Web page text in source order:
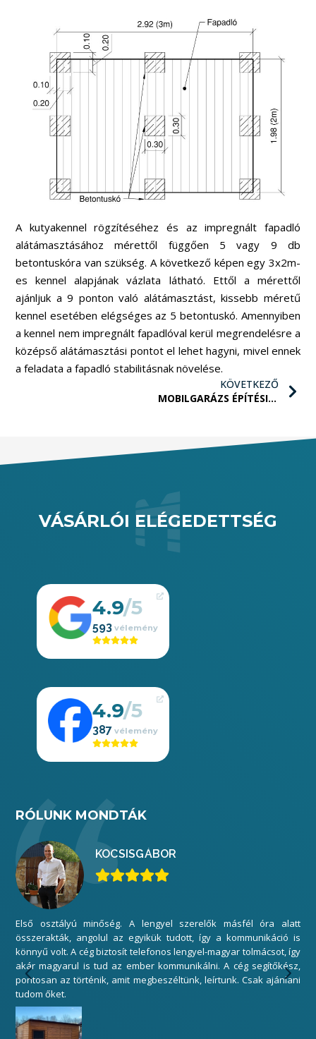
A kutyakennel rögzítéséhez és az impregnált fapadló
alátámasztásához mérettől függően 5 vagy 9 db
betontuskóra van szükség. A következő képen egy 3x2m-
es kennel alapjának vázlata látható. Ettől a mérettől
ajánljuk a 9 ponton való alátámasztást, kissebb méretű
kennel esetében elégséges az 5 betontuskó. Amennyiben
a kennel nem impregnált fapadlóval kerül megrendelésre a
középső alátámasztási pontot el lehet hagyni, mivel ennek
a feladata a fapadló stabilitásnak növelése.
KÖVETKEZŐ
MOBILGARÁZS ÉPÍTÉSI ENGEDÉLY ÉS MÉRETEZÉS
VÁSÁRLÓI ELÉGEDETTSÉG
4.9
593
4.9
387
RÓLUNK MONDTÁK
KOCSISGÁBOR
Első osztályú minőség. A lengyel szerelők másfél óra alatt
összerakták, angolul az egyikük tudott, így a kommunikáció is
könnyű volt. A cég biztosít telefonos lengyel-magyar tolmácsot, így
akár magyarul is tud az ember kommunikálni. A cég segítőkész,
pontosan az történik, amit megbeszéltünk, leírtunk. Csak ajánlani
tudom őket.